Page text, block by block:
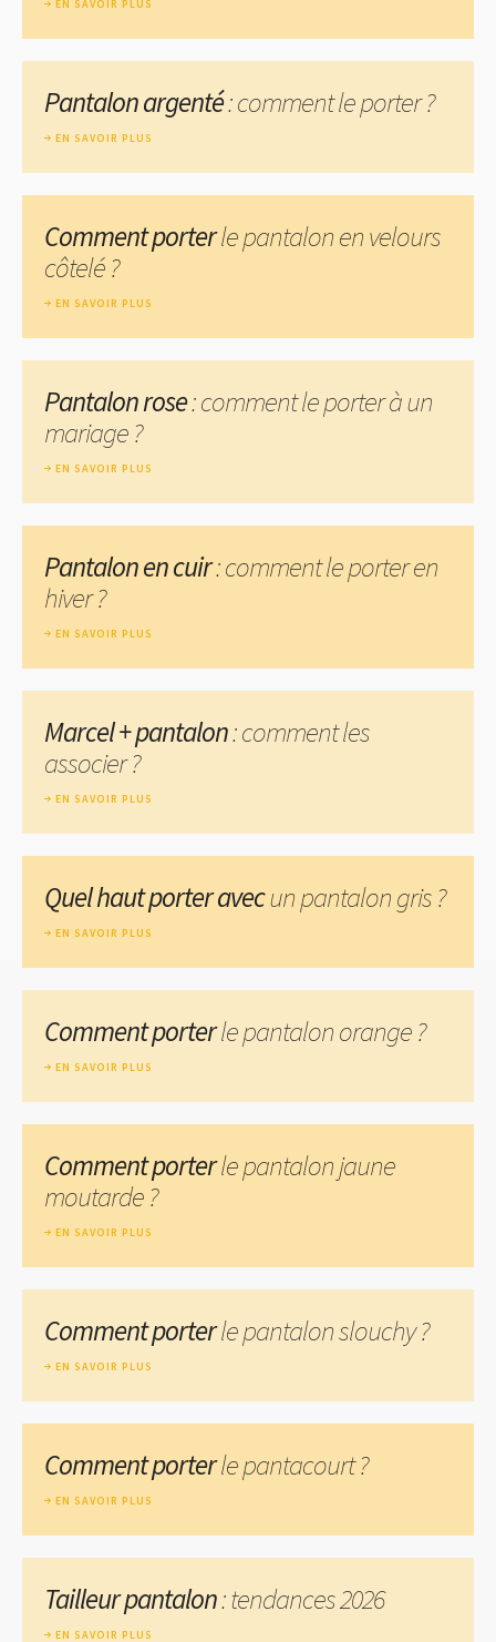
EN SAVOIR PLUS
Pantalon argenté: comment le porter ?
EN SAVOIR PLUS
Comment porterle pantalon en velours
côtelé ?
EN SAVOIR PLUS
Pantalon rose: comment le porter à un
mariage ?
EN SAVOIR PLUS
Pantalon en cuir: comment le porter en
hiver ?
EN SAVOIR PLUS
Marcel + pantalon: comment les
associer ?
EN SAVOIR PLUS
Quel haut porter avecun pantalon gris ?
EN SAVOIR PLUS
Comment porterle pantalon orange ?
EN SAVOIR PLUS
Comment porterle pantalon jaune
moutarde ?
EN SAVOIR PLUS
Comment porterle pantalon slouchy ?
EN SAVOIR PLUS
Comment porterle pantacourt ?
EN SAVOIR PLUS
Tailleur pantalon: tendances 2026
EN SAVOIR PLUS